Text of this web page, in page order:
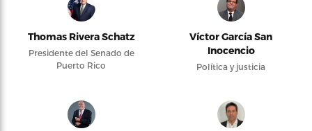
Thomas Rivera Schatz
Presidente del Senado de
Puerto Rico
Víctor García San
Inocencio
Política y justicia